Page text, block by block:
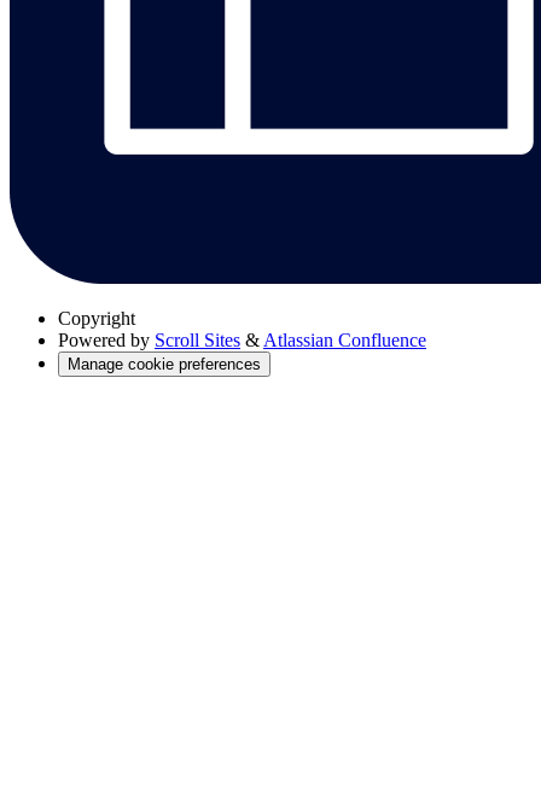
Copyright
Powered by Scroll Sites & Atlassian Confluence
Manage cookie preferences